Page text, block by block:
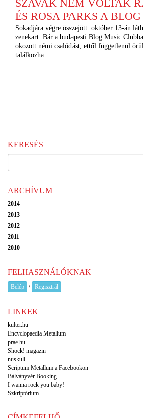
SZAVAK NEM VOLTAK
ÉS ROSA PARKS A
Sokadjára végre összejött: október 13-án
zenekart. Bár a budapesti Blog Music
okozott némi csalódást, ettől függetlenül
találkozha…
KERESÉS
ARCHÍVUM
2014
2013
2012
2011
2010
FELHASZNÁLÓKNAK
Belép / Regisztrál
LINKEK
kulter.hu
Encyclopaedia Metallum
prae.hu
Shock! magazin
nuskull
Scriptum Metallum a Facebookon
Bálványvér Booking
I wanna rock you baby!
Szkriptórium